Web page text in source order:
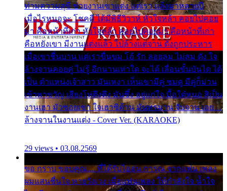
ท่ามความสุขี ช่วยงานเขาแต่ง แต่เรา แล้งมาหลายปี
เมื่อไรหนอจะ โชคดี ได้มีพิธีวิวาห์ หัวใจหล้า คอยไปคอย
มา คือหน้าที่เก่า หัวใจหล้า คอยไปคอยมา คือหน้าที่เก่า
คือหยังเขา มีงานแต่งแล้ว ไปล้างแต่จาน ดั่งถูกประหาร
เมื่อเขาชื่นบาน แต่เราขื่นขม โอ้ รัก ลอยลม ไม่สม ดัง ใจ
ล้างจานคอยคู่ ไม่รู้ อีกนานเท่าใด จะได้ เลื่อนขั้นบันได ได้
เป็น ตำแหน่งเจ้าสาว มันเหงา เห็นเขามีคู่ ซมดู มีคู่ก็ม่วน
เข้าพาขวัญ เสียงโห่ตึงตึง มันซึ้ง อยู่แก่ใจ มื้อใด๋หนอ สิเป็น
งานเฮา มัวซอยเขา ใจเฮาซิด้าน มันทรมาน จับจาน เอย…
ล้างจานในงานแต่ง - Cover Ver. (KARAOKE)
29 views • 03.08.2569
ขอ กราบ ขอบคุณ.... ที่ได้รับไออุ่น การุณ จากแฟน เพลง
ผมแสนชื่นใจ หายวังเวง เมื่อแฟนเพลง ให้กำลังใจ น้ำใจ